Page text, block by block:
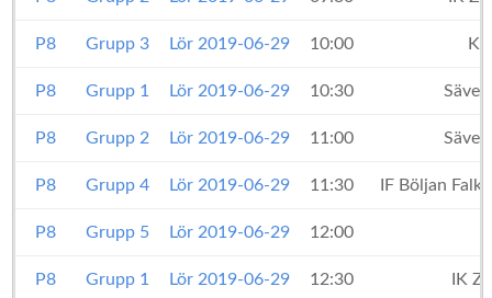
P8 Grupp 3 Lör 2019-06-29 10:00
P8 Grupp 1 Lör 2019-06-29 10:30
P8 Grupp 2 Lör 2019-06-29 11:00
P8 Grupp 4 Lör 2019-06-29 11:30 IF Böljan
P8 Grupp 5 Lör 2019-06-29 12:00
P8 Grupp 1 Lör 2019-06-29 12:30 IK